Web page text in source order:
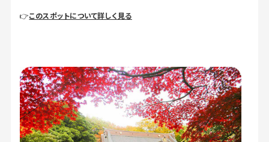
👉このスポットについて詳しく見る